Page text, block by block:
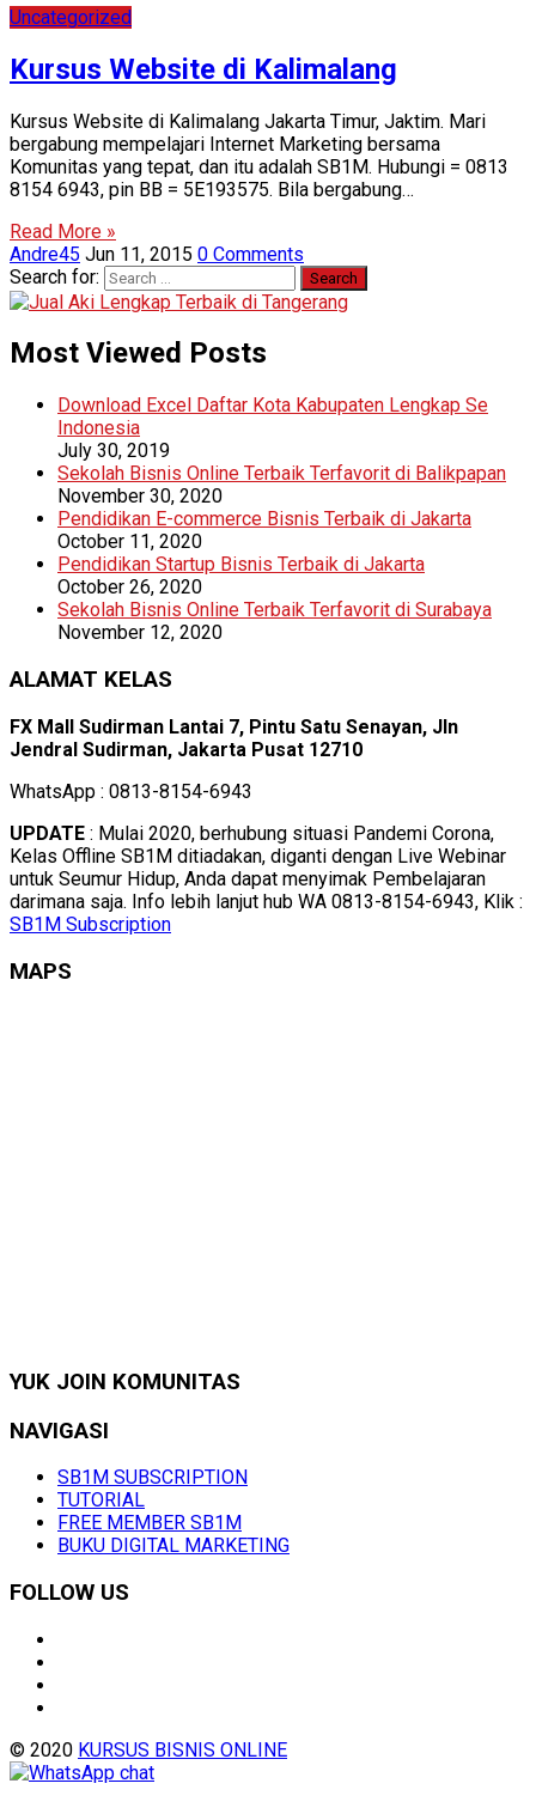
Uncategorized
Kursus Website di Kalimalang
Kursus Website di Kalimalang Jakarta Timur, Jaktim. Mari
bergabung mempelajari Internet Marketing bersama
Komunitas yang tepat, dan itu adalah SB1M. Hubungi = 0813
8154 6943, pin BB = 5E193575. Bila bergabung…
Read More »
Andre45 Jun 11, 2015 0 Comments
Search for:
Most Viewed Posts
Download Excel Daftar Kota Kabupaten Lengkap Se
Indonesia
July 30, 2019
Sekolah Bisnis Online Terbaik Terfavorit di Balikpapan
November 30, 2020
Pendidikan E-commerce Bisnis Terbaik di Jakarta
October 11, 2020
Pendidikan Startup Bisnis Terbaik di Jakarta
October 26, 2020
Sekolah Bisnis Online Terbaik Terfavorit di Surabaya
November 12, 2020
ALAMAT KELAS
FX Mall Sudirman Lantai 7, Pintu Satu Senayan, Jln
Jendral Sudirman, Jakarta Pusat 12710
WhatsApp : 0813-8154-6943
UPDATE : Mulai 2020, berhubung situasi Pandemi Corona,
Kelas Offline SB1M ditiadakan, diganti dengan Live Webinar
untuk Seumur Hidup, Anda dapat menyimak Pembelajaran
darimana saja. Info lebih lanjut hub WA 0813-8154-6943, Klik :
SB1M Subscription
MAPS
YUK JOIN KOMUNITAS
NAVIGASI
SB1M SUBSCRIPTION
TUTORIAL
FREE MEMBER SB1M
BUKU DIGITAL MARKETING
FOLLOW US
© 2020 KURSUS BISNIS ONLINE